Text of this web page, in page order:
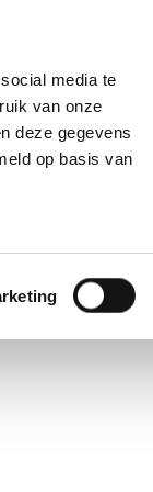
media te
van onze
deze gegevens
op basis van
Producten